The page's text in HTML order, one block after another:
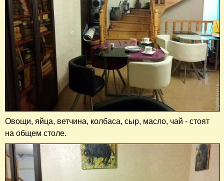
Овощи, яйца, ветчина, колбаса, сыр, масло, чай - стоят
на общем столе.